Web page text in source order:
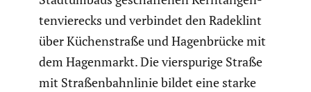
ten­vier­ecks und verbindet den Radeklint
über Küchen­straße und Hagen­brücke mit
dem Hagen­markt. Die vierspu­rige Straße
mit Straßen­bahn­linie bildet eine starke